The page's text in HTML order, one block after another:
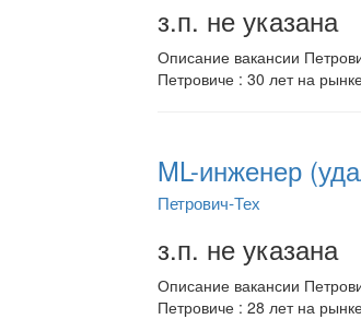
з.п. не указана
Описание вакансии
Петровиче : 30 лет на
ML-инженер
Петрович-Тех
з.п. не указана
Описание вакансии
Петровиче : 28 лет на